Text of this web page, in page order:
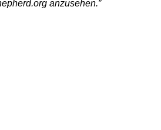
anzusehen.”